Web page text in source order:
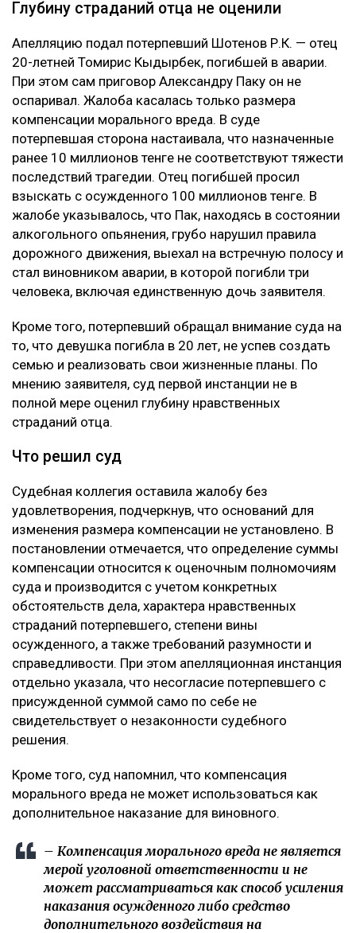
Глубину страданий отца не оценили
Апелляцию подал потерпевший Шотенов Р.К. — отец
20-летней Томирис Кыдырбек, погибшей в аварии.
При этом сам приговор Александру Паку он не
оспаривал. Жалоба касалась только размера
компенсации морального вреда. В суде
потерпевшая сторона настаивала, что назначенные
ранее 10 миллионов тенге не соответствуют тяжести
последствий трагедии. Отец погибшей просил
взыскать с осужденного 100 миллионов тенге. В
жалобе указывалось, что Пак, находясь в состоянии
алкогольного опьянения, грубо нарушил правила
дорожного движения, выехал на встречную полосу и
стал виновником аварии, в которой погибли три
человека, включая единственную дочь заявителя.
Кроме того, потерпевший обращал внимание суда на
то, что девушка погибла в 20 лет, не успев создать
семью и реализовать свои жизненные планы. По
мнению заявителя, суд первой инстанции не в
полной мере оценил глубину нравственных
страданий отца.
Что решил суд
Судебная коллегия оставила жалобу без
удовлетворения, подчеркнув, что оснований для
изменения размера компенсации не установлено. В
постановлении отмечается, что определение суммы
компенсации относится к оценочным полномочиям
суда и производится с учетом конкретных
обстоятельств дела, характера нравственных
страданий потерпевшего, степени вины
осужденного, а также требований разумности и
справедливости. При этом апелляционная инстанция
отдельно указала, что несогласие потерпевшего с
присужденной суммой само по себе не
свидетельствует о незаконности судебного
решения.
Кроме того, суд напомнил, что компенсация
морального вреда не может использоваться как
дополнительное наказание для виновного.
– Компенсация морального вреда не является
мерой уголовной ответственности и не
может рассматриваться как способ усиления
наказания осужденного либо средство
дополнительного воздействия на